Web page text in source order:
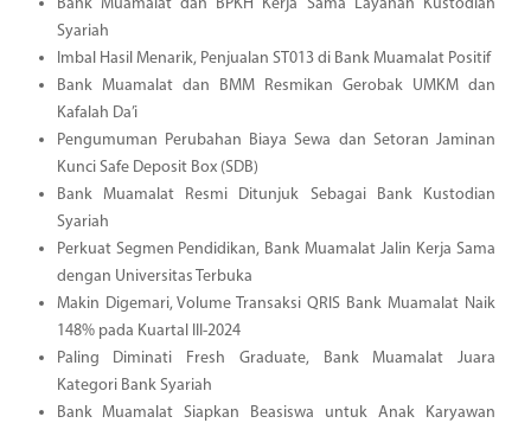
Bank Muamalat dan BPKH Kerja Sama Layanan Kustodian
Syariah
Imbal Hasil Menarik, Penjualan ST013 di Bank Muamalat Positif
Bank Muamalat dan BMM Resmikan Gerobak UMKM dan
Kafalah Da’i
Pengumuman Perubahan Biaya Sewa dan Setoran Jaminan
Kunci Safe Deposit Box (SDB)
Bank Muamalat Resmi Ditunjuk Sebagai Bank Kustodian
Syariah
Perkuat Segmen Pendidikan, Bank Muamalat Jalin Kerja Sama
dengan Universitas Terbuka
Makin Digemari, Volume Transaksi QRIS Bank Muamalat Naik
148% pada Kuartal III-2024
Paling Diminati Fresh Graduate, Bank Muamalat Juara
Kategori Bank Syariah
Bank Muamalat Siapkan Beasiswa untuk Anak Karyawan